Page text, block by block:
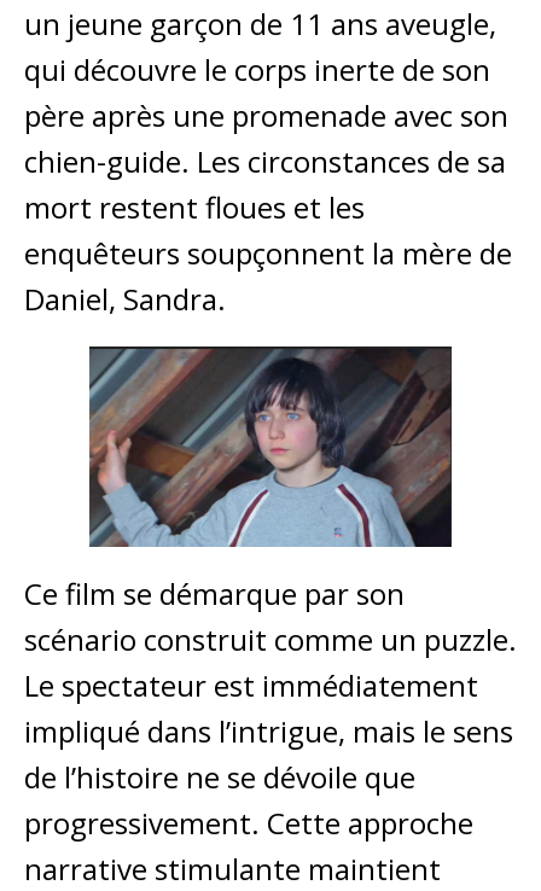
un jeune garçon de 11 ans aveugle,
qui découvre le corps inerte de son
père après une promenade avec son
chien-guide. Les circonstances de sa
mort restent floues et les
enquêteurs soupçonnent la mère de
Daniel, Sandra.
Ce film se démarque par son
scénario construit comme un puzzle.
Le spectateur est immédiatement
impliqué dans l’intrigue, mais le sens
de l’histoire ne se dévoile que
progressivement. Cette approche
narrative stimulante maintient